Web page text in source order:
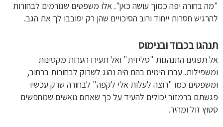
"מה בחורה יפה כמוך עושה כאן". אלו משפטים שגורמים לבחורות
להרגיש חסרות ייחוד ורוב הסיכויים שהן רק יסובבו לך את הגב.
תנהגו בכבוד ובנימוס
אל תפגינו התנהגות "סליזית" ואל תעירו הערות מקטינות
ומשפילות. עברו הימים בהם היה נהוג לשרוק לבחורות ברחוב,
ומשפטים כמו "רוצה לעלות אלי לקפה" לבחורה שרק עכשיו
פגשתם ברמזור יכולים להעיד על כך שאתם נואשים שמחפשים
סטוץ זול ומהיר.